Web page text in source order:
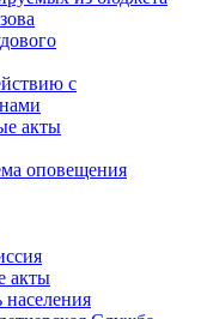
с
акты
оповещения
акты
населения